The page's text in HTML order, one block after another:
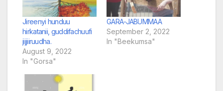
Jireenyi hunduu
hirkatanii, guddifachuufi
jijjiiruudha.
August 9, 2022
In "Gorsa"
GARA-JABUMMAA
September 2, 2022
In "Beekumsa"